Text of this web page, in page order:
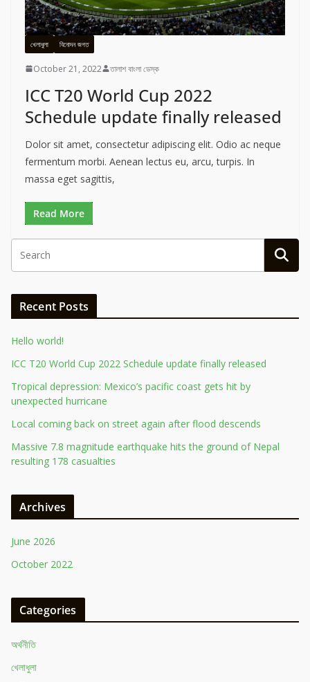
খেলাধুলা বিনোদন জগত
October 21, 2022 তালাশ বাংলা ডেস্ক
ICC T20 World Cup 2022
Schedule update finally released
Dolor sit amet, consectetur adipiscing elit. Odio ac neque
fermentum morbi. Aenean lectus eu, arcu, turpis. In
massa eget sagittis,
Read More
Recent Posts
Hello world!
ICC T20 World Cup 2022 Schedule update finally released
Tropical depression: Mexico’s pacific coast gets hit by
unexpected hurricane
Local coming back on street again after flood descends
Massive 7.8 magnitude earthquake hits the ground of Nepal
resulting 178 casualties
Archives
June 2026
October 2022
Categories
অর্থনীতি
খেলাধুলা